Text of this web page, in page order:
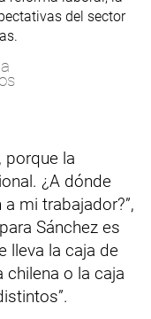
porque la
¿A dónde
mi trabajador?”,
Sánchez es
lleva la caja de
chilena o la caja